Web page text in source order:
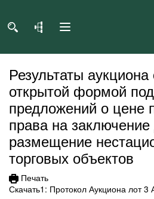
Результаты
открытой формой
предложений о цене
права на
размещение
торговых объектов
Печать
Скачать1: Протокол Аукциона лот 3